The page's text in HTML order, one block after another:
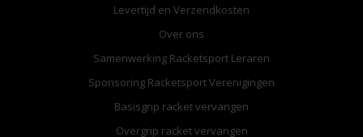
Levertijd en Verzendkosten
Over ons
Samenwerking Racketsport Leraren
Sponsoring Racketsport Verenigingen
Basisgrip racket vervangen
Overgrip racket vervangen